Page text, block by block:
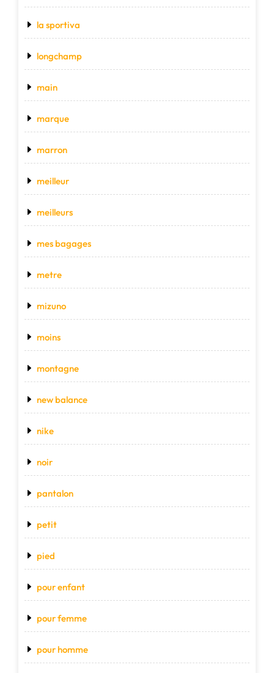
la sportiva
longchamp
main
marque
marron
meilleur
meilleurs
mes bagages
metre
mizuno
moins
montagne
new balance
nike
noir
pantalon
petit
pied
pour enfant
pour femme
pour homme